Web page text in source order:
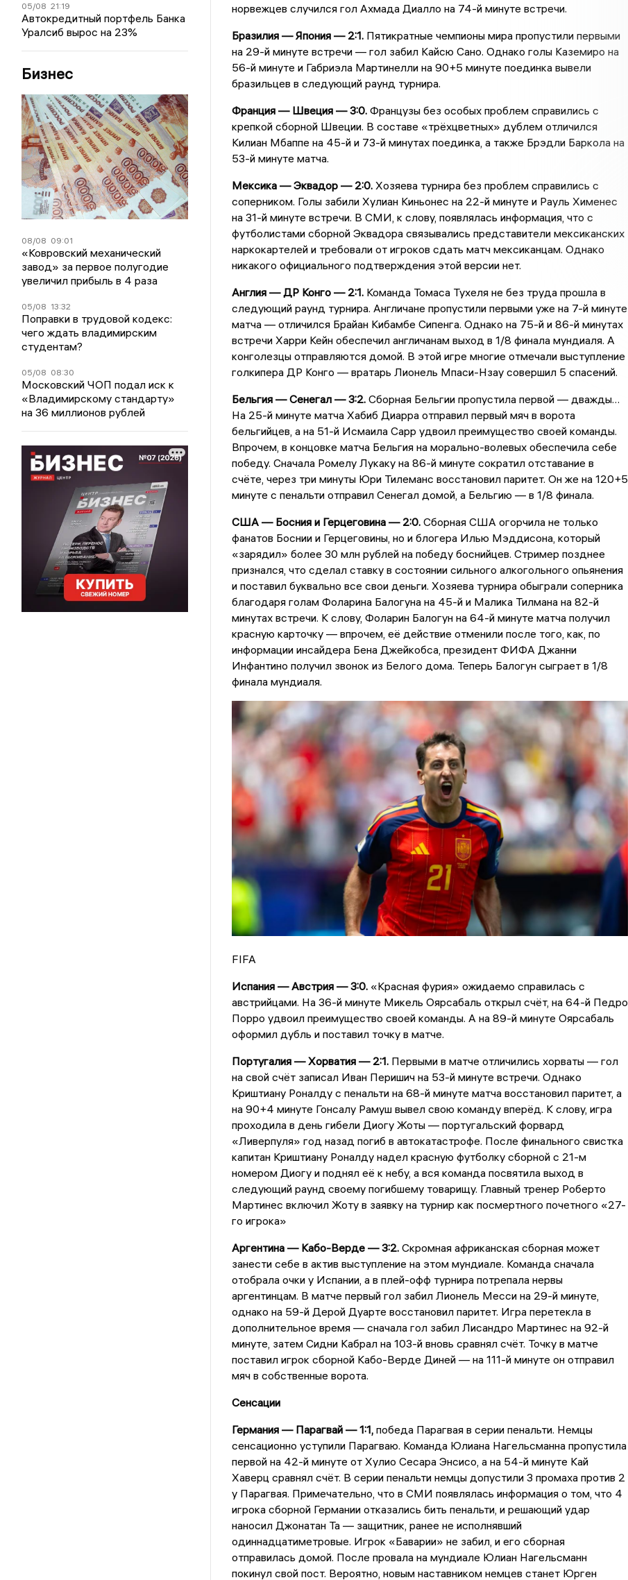
05/08 21:19
Автокредитный портфель Банка
Уралсиб вырос на 23%
Бизнес
08/08 09:01
«Ковровский механический
завод» за первое полугодие
увеличил прибыль в 4 раза
05/08 13:32
Поправки в трудовой кодекс:
чего ждать владимирским
студентам?
05/08 08:30
Московский ЧОП подал иск к
«Владимирскому стандарту»
на 36 миллионов рублей
норвежцев случился гол Ахмада Диалло на 74-й минуте встречи.
Бразилия — Япония — 2:1. Пятикратные чемпионы мира пропустили первыми
на 29-й минуте встречи — гол забил Кайсю Сано. Однако голы Каземиро на
56-й минуте и Габриэла Мартинелли на 90+5 минуте поединка вывели
бразильцев в следующий раунд турнира.
Франция — Швеция — 3:0. Французы без особых проблем справились с
крепкой сборной Швеции. В составе «трёхцветных» дублем отличился
Килиан Мбаппе на 45-й и 73-й минутах поединка, а также Брэдли Баркола на
53-й минуте матча.
Мексика — Эквадор — 2:0. Хозяева турнира без проблем справились с
соперником. Голы забили Хулиан Киньонес на 22-й минуте и Рауль Хименес
на 31-й минуте встречи. В СМИ, к слову, появлялась информация, что с
футболистами сборной Эквадора связывались представители мексиканских
наркокартелей и требовали от игроков сдать матч мексиканцам. Однако
никакого официального подтверждения этой версии нет.
Англия — ДР Конго — 2:1. Команда Томаса Тухеля не без труда прошла в
следующий раунд турнира. Англичане пропустили первыми уже на 7-й минуте
матча — отличился Брайан Кибамбе Сипенга. Однако на 75-й и 86-й минутах
встречи Харри Кейн обеспечил англичанам выход в 1/8 финала мундиаля. А
конголезцы отправляются домой. В этой игре многие отмечали выступление
голкипера ДР Конго — вратарь Лионель Мпаси-Нзау совершил 5 спасений.
Бельгия — Сенегал — 3:2. Сборная Бельгии пропустила первой — дважды…
На 25-й минуте матча Хабиб Диарра отправил первый мяч в ворота
бельгийцев, а на 51-й Исмаила Сарр удвоил преимущество своей команды.
Впрочем, в концовке матча Бельгия на морально-волевых обеспечила себе
победу. Сначала Ромелу Лукаку на 86-й минуте сократил отставание в
счёте, через три минуты Юри Тилеманс восстановил паритет. Он же на 120+5
минуте с пенальти отправил Сенегал домой, а Бельгию — в 1/8 финала.
США — Босния и Герцеговина — 2:0. Сборная США огорчила не только
фанатов Боснии и Герцеговины, но и блогера Илью Мэддисона, который
«зарядил» более 30 млн рублей на победу боснийцев. Стример позднее
признался, что сделал ставку в состоянии сильного алкогольного опьянения
и поставил буквально все свои деньги. Хозяева турнира обыграли соперника
благодаря голам Фоларина Балогуна на 45-й и Малика Тилмана на 82-й
минутах встречи. К слову, Фоларин Балогун на 64-й минуте матча получил
красную карточку — впрочем, её действие отменили после того, как, по
информации инсайдера Бена Джейкобса, президент ФИФА Джанни
Инфантино получил звонок из Белого дома. Теперь Балогун сыграет в 1/8
финала мундиаля.
FIFA
Испания — Австрия — 3:0. «Красная фурия» ожидаемо справилась с
австрийцами. На 36-й минуте Микель Оярсабаль открыл счёт, на 64-й Педро
Порро удвоил преимущество своей команды. А на 89-й минуте Оярсабаль
оформил дубль и поставил точку в матче.
Португалия — Хорватия — 2:1. Первыми в матче отличились хорваты — гол
на свой счёт записал Иван Перишич на 53-й минуте встречи. Однако
Криштиану Роналду с пенальти на 68-й минуте матча восстановил паритет, а
на 90+4 минуте Гонсалу Рамуш вывел свою команду вперёд. К слову, игра
проходила в день гибели Диогу Жоты — португальский форвард
«Ливерпуля» год назад погиб в автокатастрофе. После финального свистка
капитан Криштиану Роналду надел красную футболку сборной с 21-м
номером Диогу и поднял её к небу, а вся команда посвятила выход в
следующий раунд своему погибшему товарищу. Главный тренер Роберто
Мартинес включил Жоту в заявку на турнир как посмертного почетного «27-
го игрока»
Аргентина — Кабо-Верде — 3:2. Скромная африканская сборная может
занести себе в актив выступление на этом мундиале. Команда сначала
отобрала очки у Испании, а в плей-офф турнира потрепала нервы
аргентинцам. В матче первый гол забил Лионель Месси на 29-й минуте,
однако на 59-й Дерой Дуарте восстановил паритет. Игра перетекла в
дополнительное время — сначала гол забил Лисандро Мартинес на 92-й
минуте, затем Сидни Кабрал на 103-й вновь сравнял счёт. Точку в матче
поставил игрок сборной Кабо-Верде Диней — на 111-й минуте он отправил
мяч в собственные ворота.
Сенсации
Германия — Парагвай — 1:1,победа Парагвая в серии пенальти. Немцы
сенсационно уступили Парагваю. Команда Юлиана Нагельсманна пропустила
первой на 42-й минуте от Хулио Сесара Энсисо, а на 54-й минуте Кай
Хаверц сравнял счёт. В серии пенальти немцы допустили 3 промаха против 2
у Парагвая. Примечательно, что в СМИ появлялась информация о том, что 4
игрока сборной Германии отказались бить пенальти, и решающий удар
наносил Джонатан Та — защитник, ранее не исполнявший
одиннадцатиметровые. Игрок «Баварии» не забил, и его сборная
отправилась домой. После провала на мундиале Юлиан Нагельсманн
покинул свой пост. Вероятно, новым наставником немцев станет Юрген